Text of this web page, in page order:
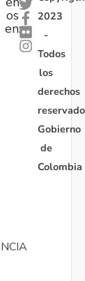
os
en:
2023
-
Todos
los
derechos
Gobierno
de
Colombia